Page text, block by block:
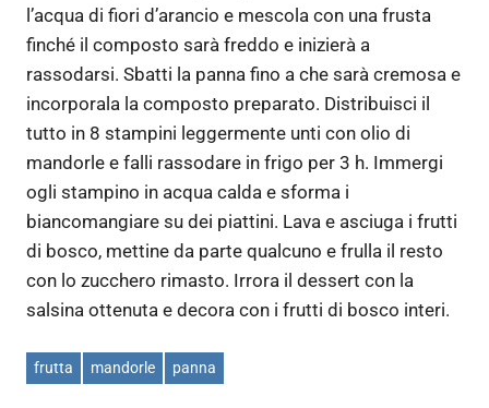
l’acqua di fiori d’arancio e mescola con una frusta
finché il composto sarà freddo e inizierà a
rassodarsi. Sbatti la panna fino a che sarà cremosa e
incorporala la composto preparato. Distribuisci il
tutto in 8 stampini leggermente unti con olio di
mandorle e falli rassodare in frigo per 3 h. Immergi
ogli stampino in acqua calda e sforma i
biancomangiare su dei piattini. Lava e asciuga i frutti
di bosco, mettine da parte qualcuno e frulla il resto
con lo zucchero rimasto. Irrora il dessert con la
salsina ottenuta e decora con i frutti di bosco interi.
frutta mandorle panna